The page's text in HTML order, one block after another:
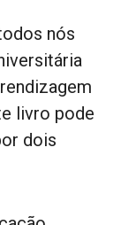
nós
livro pode
dois